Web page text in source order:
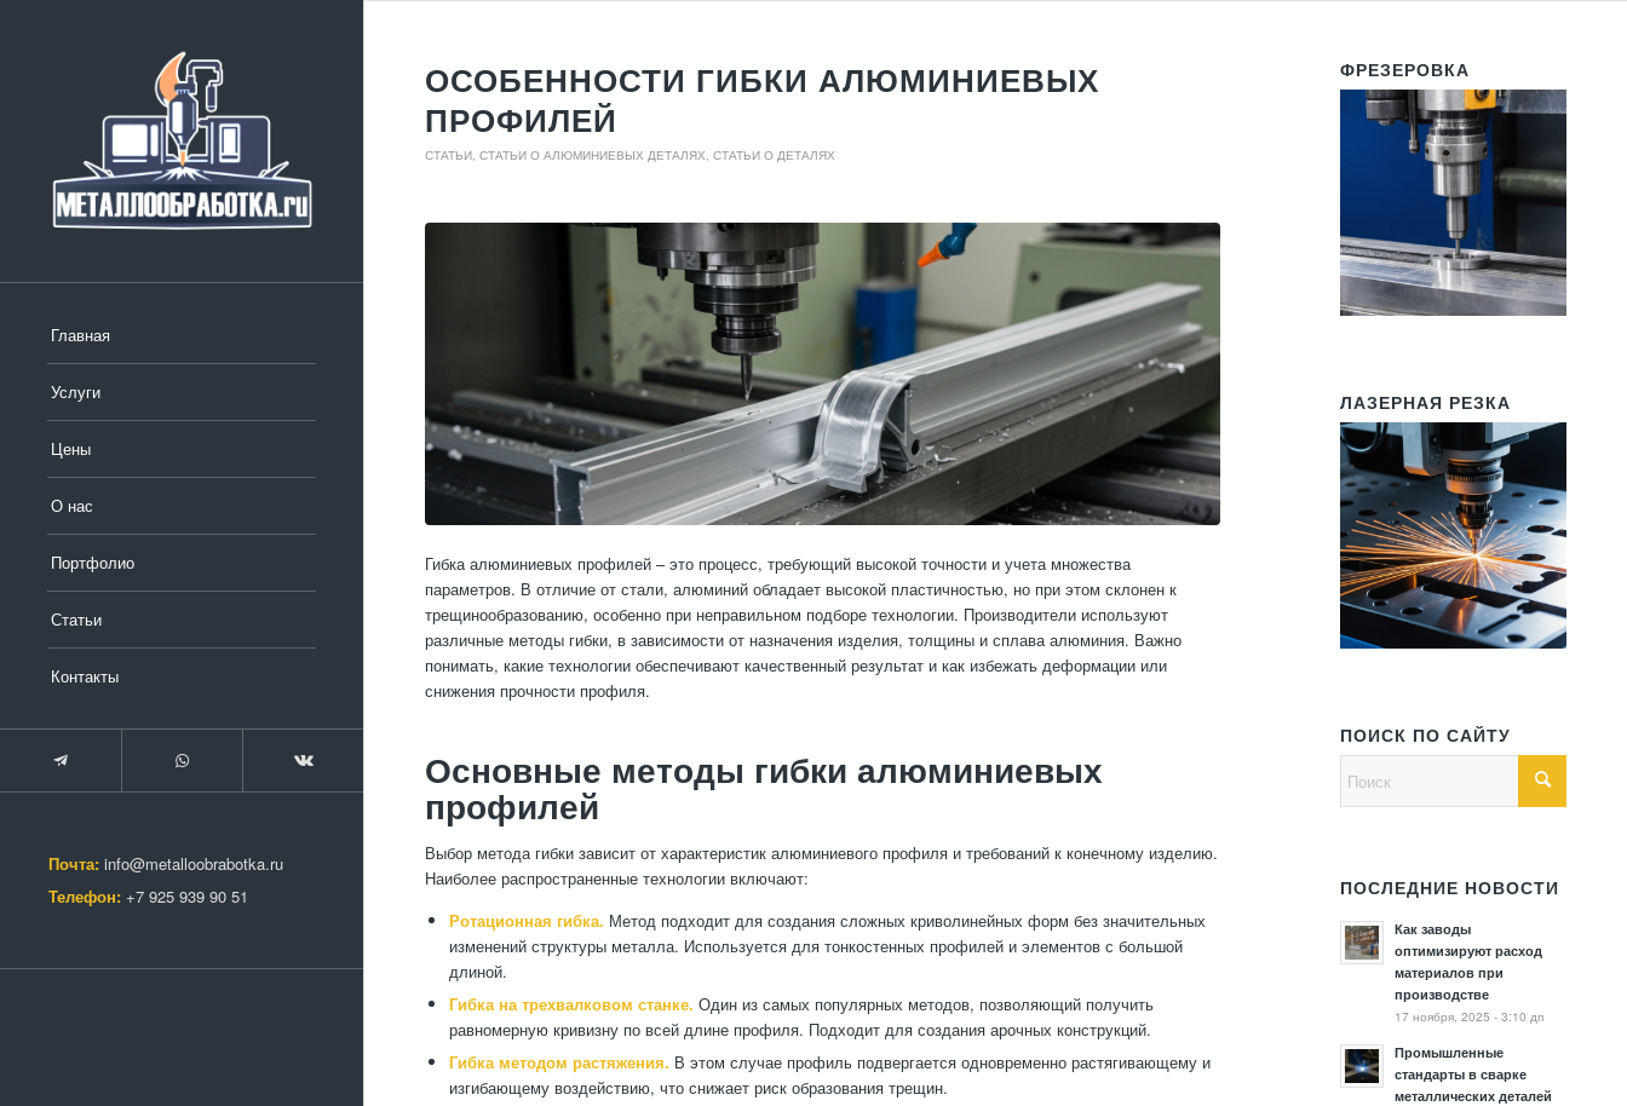
Главная
Услуги
Цены
О нас
Портфолио
Статьи
Контакты
Почта: info@metalloobrabotka.ru
Телефон: +7 925 939 90 51
ОСОБЕННОСТИ ГИБКИ АЛЮМИНИЕВЫХ
ПРОФИЛЕЙ
СТАТЬИ СТАТЬИ О АЛЮМИНИЕВЫХ ДЕТАЛЯХ СТАТЬИ О ДЕТАЛЯХ
Гибка алюминиевых профилей – это процесс, требующий высокой точности и учета множества
параметров. В отличие от стали, алюминий обладает высокой пластичностью, но при этом склонен к
трещинообразованию, особенно при неправильном подборе технологии. Производители используют
различные методы гибки, в зависимости от назначения изделия, толщины и сплава алюминия. Важно
понимать, какие технологии обеспечивают качественный результат и как избежать деформации или
снижения прочности профиля.
Основные методы гибки алюминиевых
профилей
Выбор метода гибки зависит от характеристик алюминиевого профиля и требований к конечному изделию.
Наиболее распространенные технологии включают:
Ротационная гибка. Метод подходит для создания сложных криволинейных форм без значительных
изменений структуры металла. Используется для тонкостенных профилей и элементов с большой
длиной.
Гибка на трехвалковом станке. Один из самых популярных методов, позволяющий получить
равномерную кривизну по всей длине профиля. Подходит для создания арочных конструкций.
Гибка методом растяжения. В этом случае профиль подвергается одновременно растягивающему и
изгибающему воздействию, что снижает риск образования трещин.
ФРЕЗЕРОВКА
ЛАЗЕРНАЯ РЕЗКА
ПОИСК ПО САЙТУ
ПОСЛЕДНИЕ НОВОСТИ
Как заводы
оптимизируют расход
материалов при
производстве
17 ноября, 2025 - 3:10 дп
Промышленные
стандарты в сварке
металлических деталей